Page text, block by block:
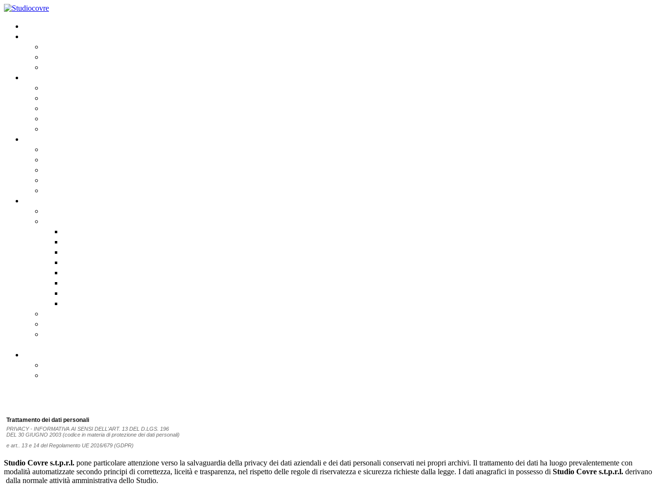
Trattamento dei dati personali
PRIVACY - INFORMATIVA AI SENSI DELL'ART. 13 DEL D.LGS. 196
DEL 30 GIUGNO 2003 (codice in materia di protezione dei dati personali)
e art.. 13 e 14 del Regolamento UE 2016/679 (GDPR)
Studio Covre s.t.p.r.l. pone particolare attenzione verso la salvaguardia della privacy dei dati aziendali e dei dati personali conservati nei propri archivi. Il trattamento dei dati ha luogo prevalentemente con
modalità automatizzate secondo principi di correttezza, liceità e trasparenza, nel rispetto delle regole di riservatezza e sicurezza richieste dalla legge. I dati anagrafici in possesso di Studio Covre s.t.p.r.l. derivano
dalla normale attività amministrativa dello Studio.